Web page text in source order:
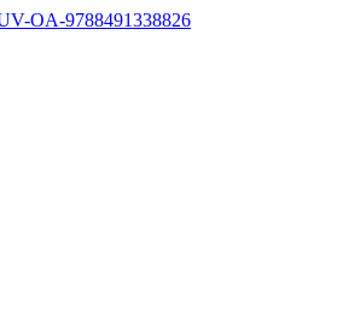
OA-9788491338826